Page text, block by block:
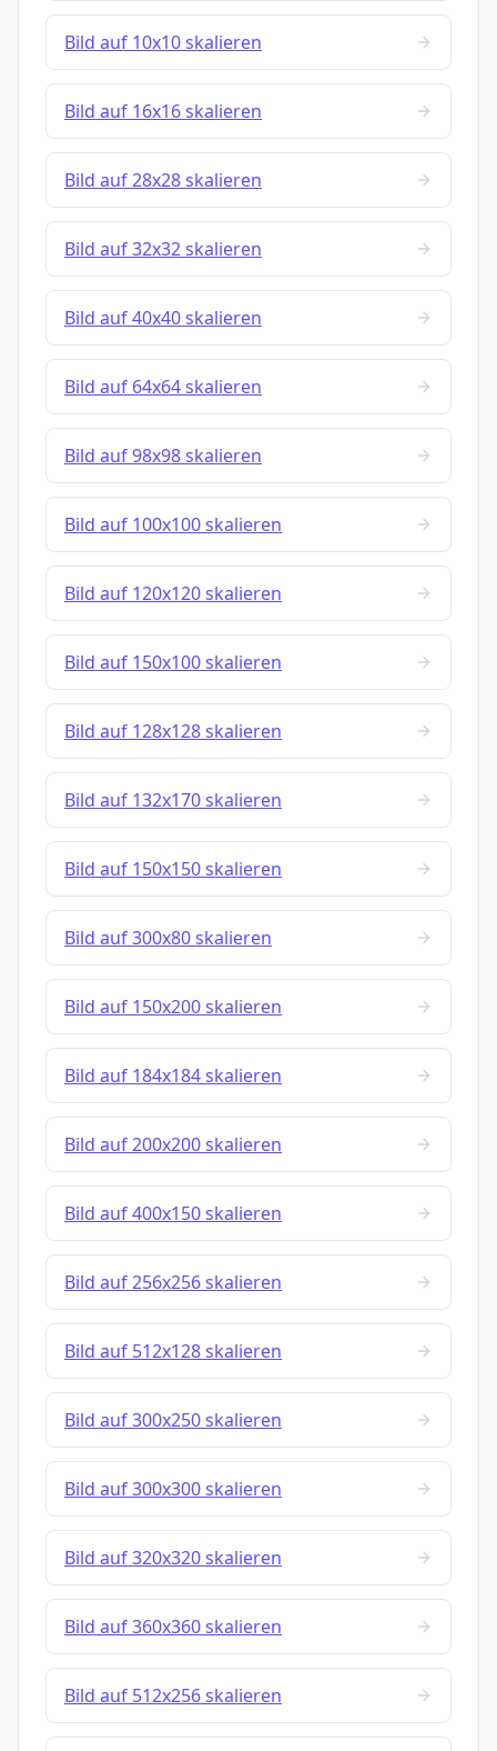
Bild auf 10x10 skalieren
Bild auf 16x16 skalieren
Bild auf 28x28 skalieren
Bild auf 32x32 skalieren
Bild auf 40x40 skalieren
Bild auf 64x64 skalieren
Bild auf 98x98 skalieren
Bild auf 100x100 skalieren
Bild auf 120x120 skalieren
Bild auf 150x100 skalieren
Bild auf 128x128 skalieren
Bild auf 132x170 skalieren
Bild auf 150x150 skalieren
Bild auf 300x80 skalieren
Bild auf 150x200 skalieren
Bild auf 184x184 skalieren
Bild auf 200x200 skalieren
Bild auf 400x150 skalieren
Bild auf 256x256 skalieren
Bild auf 512x128 skalieren
Bild auf 300x250 skalieren
Bild auf 300x300 skalieren
Bild auf 320x320 skalieren
Bild auf 360x360 skalieren
Bild auf 512x256 skalieren